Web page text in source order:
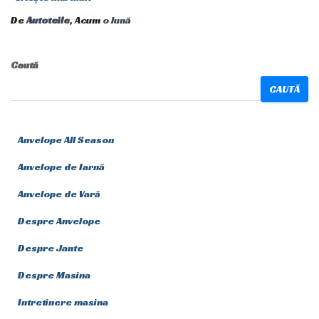
DeAutoteile, Acum o lună
Caută
CAUTĂ
Anvelope All Season
Anvelope de Iarnă
Anvelope de Vară
Despre Anvelope
Despre Jante
Despre Masina
Intretinere masina